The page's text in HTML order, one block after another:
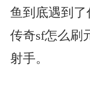
鱼到底遇到
传奇sf怎么
射手。